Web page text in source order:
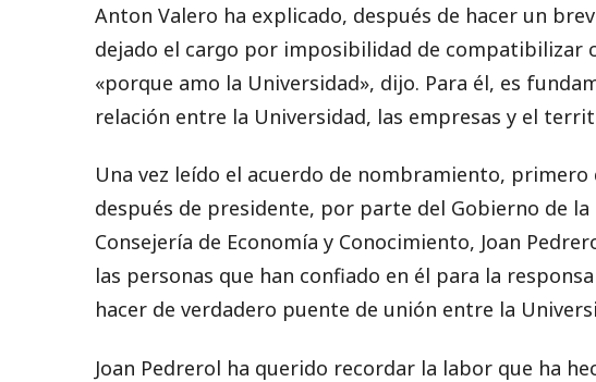
Anton Valero ha explicado, después de hacer un
dejado el cargo por imposibilidad de compatibilizar
«porque amo la Universidad», dijo. Para él, es
relación entre la Universidad, las empresas y el
Una vez leído el acuerdo de nombramiento, primero
después de presidente, por parte del Gobierno de
Consejería de Economía y Conocimiento, Joan
las personas que han confiado en él para la
hacer de verdadero puente de unión entre la
Joan Pedrerol ha querido recordar la labor que ha